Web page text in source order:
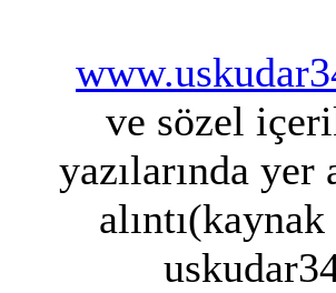
ve sözel
yazılarında